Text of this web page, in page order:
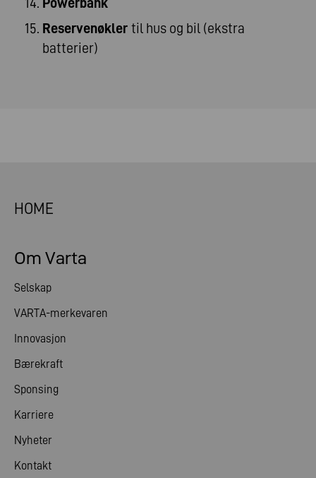
Reservenøkler til hus og bil (ekstra
batterier)
HOME
Om Varta
Selskap
VARTA-merkevaren
Innovasjon
Bærekraft
Sponsing
Karriere
Nyheter
Kontakt